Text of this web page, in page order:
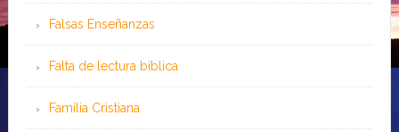
Falsas Enseñanzas
Falta de lectura bíblica
Familia Cristiana